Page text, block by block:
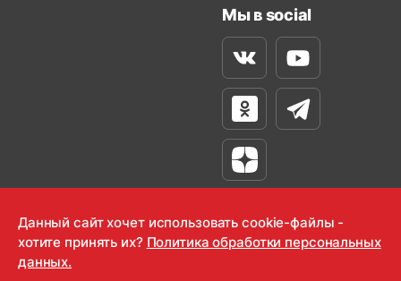
Мы в social
ВконтактеYoutube
Одноклассники
Телеграм
Яндекс Дзен
Данный сайт хочет использовать cookie-файлы -
хотите принять их? Политика обработки персональных
данных.